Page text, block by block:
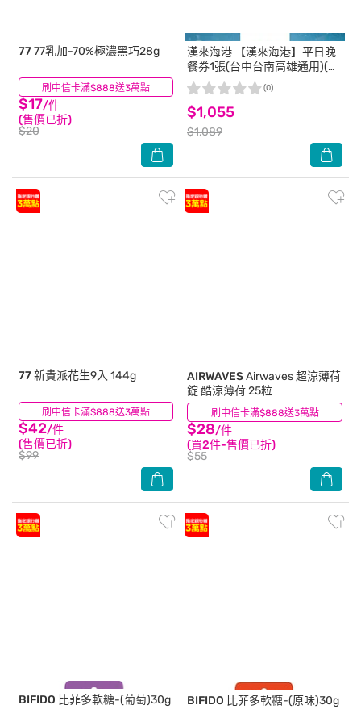
刷中信卡滿$888送3萬點
7777乳加-70%極濃黑巧28g
$17/件
(售價已折)
$20
(0)
漢來海港 【漢來海港】平日晚
餐券1張(台中台南高雄通用)(寄
送實體券)
$1,055
$1,089
(0)
刷中信卡滿$888送3萬點
77新貴派花生9入 144g
$42/件
(售價已折)
$99
(4) 刷中信卡滿$888送3萬點
AIRWAVESAirwaves 超涼薄荷
錠 酷涼薄荷 25粒
$28/件
(買2件-售價已折)
$55
(4)
BIFIDO 比菲多軟糖-(葡萄)30g BIFIDO 比菲多軟糖-(原味)30g